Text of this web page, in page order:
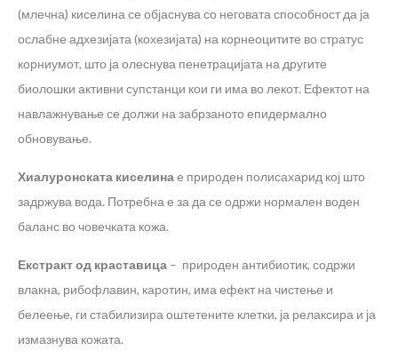
(млечна) киселина се објаснува со неговата способност да ја
ослабне адхезијата (кохезијата) на корнеоцитите во стратус
корниумот, што ја олеснува пенетрацијата на другите
биолошки активни супстанци кои ги има во лекот. Ефектот на
навлажнување се должи на забрзаното епидермално
обновување.
Хиалуронската киселинае природен полисахарид кој што
задржува вода. Потребна е за да се одржи нормален воден
баланс во човечката кожа.
Екстракт од краставица – природен антибиотик, содржи
влакна, рибофлавин, каротин, има ефект на чистење и
белeење, ги стабилизира оштетените клетки, ја релаксира и ја
измазнува кожата.